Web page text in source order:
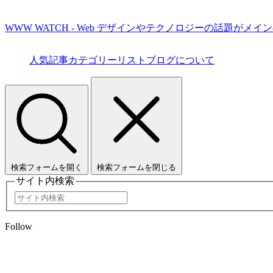
WWW WATCH - Web デザインやテクノロジーの話題がメイ
人気記事カテゴリーリスト ブログについて
検索フォームを開く 検索フォームを閉じる
サイト内検索
Follow